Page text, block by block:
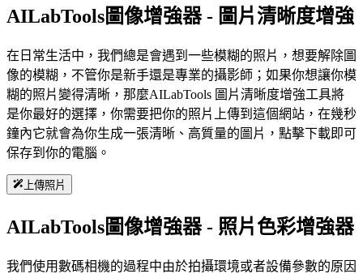
AILabTools圖像增強器 - 圖片清晰度增強
在日常生活中，我們總是會遇到一些模糊的照片，想要解除圖
像的模糊，不管你是新手還是專業的攝影師；如果你想讓你模
糊的照片變得清晰，那麼AILabTools 圖片清晰度增強工具將
是你最好的選擇，你需要把你的照片上傳到這個網站，在幾秒
鐘內它就會為你生成一張清晰、高質量的圖片，點擊下載即可
保存到你的電腦。
上傳照片
AILabTools圖像增強器 - 照片色彩增強器
我們使用數碼相機的過程中由於拍攝環境或者設備參數的原因